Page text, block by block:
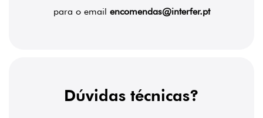
para o email encomendas@interfer.pt
Dúvidas técnicas?